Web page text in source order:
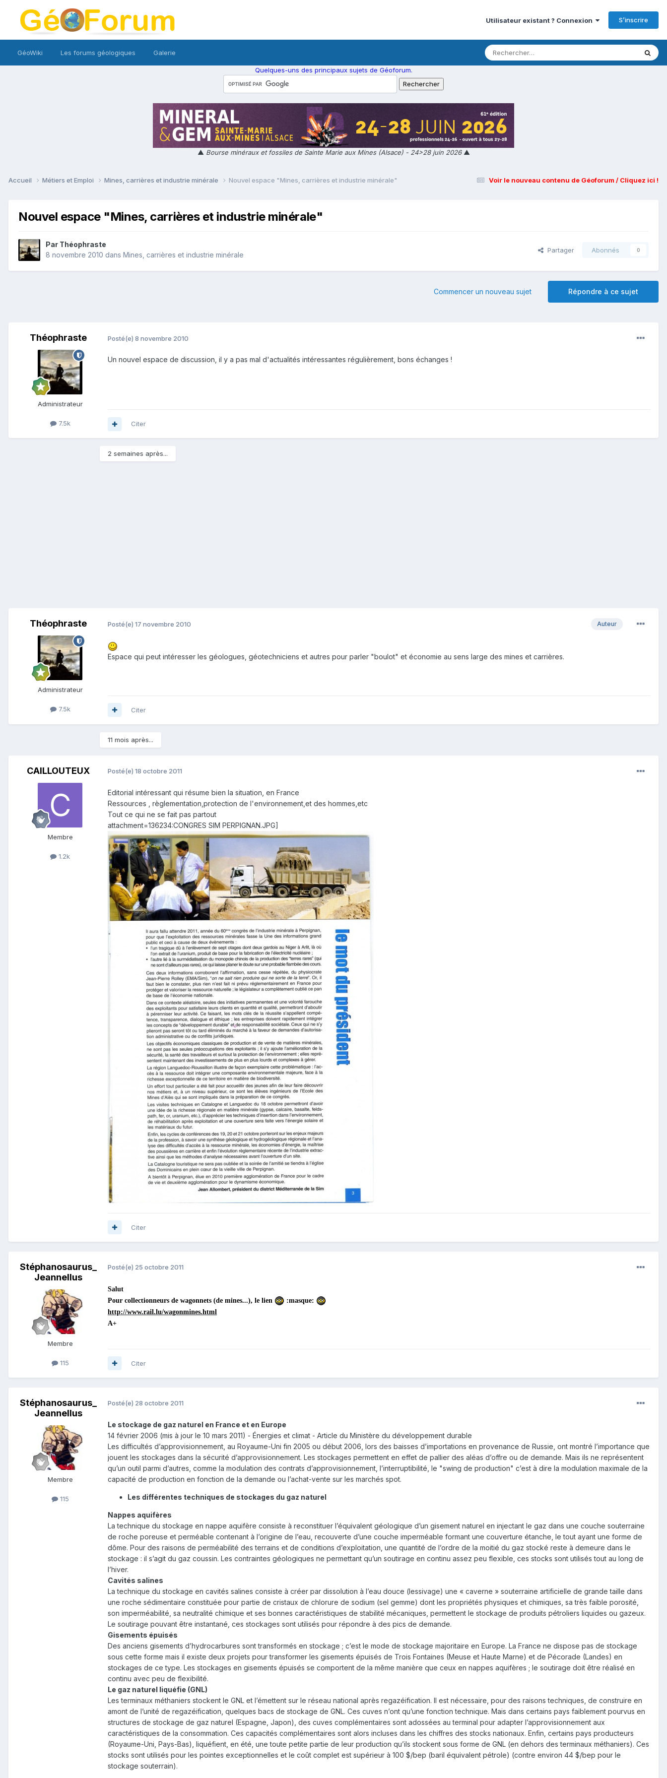
Utilisateur existant ? Connexion S’inscrire
GéoWiki Les forums géologiques Galerie
Quelques-uns des principaux sujets de Géoforum.
▲ Bourse minéraux et fossiles de Sainte Marie aux Mines (Alsace) - 24>28 juin 2026▲
Voir le nouveau contenu de Géoforum / Cliquez ici !
Accueil Métiers et Emploi Mines, carrières et industrie minérale Nouvel espace "Mines, carrières et industrie minérale"
Nouvel espace "Mines, carrières et industrie minérale"
Par Théophraste
8 novembre 2010 dans Mines, carrières et industrie minérale
Partager Abonnés 0
Répondre à ce sujet
Commencer un nouveau sujet
Théophraste
Administrateur
7.5k
Posté(e) 8 novembre 2010
Un nouvel espace de discussion, il y a pas mal d'actualités intéressantes régulièrement, bons échanges !
Citer
2 semaines après...
Théophraste
Administrateur
7.5k
Auteur
Posté(e) 17 novembre 2010
Espace qui peut intéresser les géologues, géotechniciens et autres pour parler "boulot" et économie au sens large des mines et carrières.
Citer
11 mois après...
CAILLOUTEUX
Membre
1.2k
Posté(e) 18 octobre 2011
Editorial intéressant qui résume bien la situation, en France
Ressources , règlementation,protection de l'environnement,et des hommes,etc
Tout ce qui ne se fait pas partout
attachment=136234:CONGRES SIM PERPIGNAN.JPG]
Citer
Stéphanosaurus_
Jeannellus
Membre
115
Posté(e) 25 octobre 2011
Salut
Pour collectionneurs de wagonnets (de mines...), le lien
:masque:
http://www.rail.lu/wagonmines.html
A+
Citer
Stéphanosaurus_
Jeannellus
Membre
115
Posté(e) 28 octobre 2011
Le stockage de gaz naturel en France et en Europe
14 février 2006 (mis à jour le 10 mars 2011) - Énergies et climat - Article du Ministère du développement durable
Les difficultés d’approvisionnement, au Royaume-Uni fin 2005 ou début 2006, lors des baisses d’importations en provenance de Russie, ont montré l’importance que
jouent les stockages dans la sécurité d’approvisionnement. Les stockages permettent en effet de pallier des aléas d’offre ou de demande. Mais ils ne représentent
qu’un outil parmi d’autres, comme la modulation des contrats d’approvisionnement, l’interruptibilité, le "swing de production" c’est à dire la modulation maximale de la
capacité de production en fonction de la demande ou l’achat-vente sur les marchés spot.
Les différentes techniques de stockages du gaz naturel
Nappes aquifères
La technique du stockage en nappe aquifère consiste à reconstituer l’équivalent géologique d’un gisement naturel en injectant le gaz dans une couche souterraine
de roche poreuse et perméable contenant à l’origine de l’eau, recouverte d’une couche imperméable formant une couverture étanche, le tout ayant une forme de
dôme. Pour des raisons de perméabilité des terrains et de conditions d’exploitation, une quantité de l’ordre de la moitié du gaz stocké reste à demeure dans le
stockage : il s’agit du gaz coussin. Les contraintes géologiques ne permettant qu’un soutirage en continu assez peu flexible, ces stocks sont utilisés tout au long de
l’hiver.
Cavités salines
La technique du stockage en cavités salines consiste à créer par dissolution à l’eau douce (lessivage) une « caverne » souterraine artificielle de grande taille dans
une roche sédimentaire constituée pour partie de cristaux de chlorure de sodium (sel gemme) dont les propriétés physiques et chimiques, sa très faible porosité,
son imperméabilité, sa neutralité chimique et ses bonnes caractéristiques de stabilité mécaniques, permettent le stockage de produits pétroliers liquides ou gazeux.
Le soutirage pouvant être instantané, ces stockages sont utilisés pour répondre à des pics de demande.
Gisements épuisés
Des anciens gisements d’hydrocarbures sont transformés en stockage ; c’est le mode de stockage majoritaire en Europe. La France ne dispose pas de stockage
sous cette forme mais il existe deux projets pour transformer les gisements épuisés de Trois Fontaines (Meuse et Haute Marne) et de Pécorade (Landes) en
stockages de ce type. Les stockages en gisements épuisés se comportent de la même manière que ceux en nappes aquifères ; le soutirage doit être réalisé en
continu avec peu de flexibilité.
Le gaz naturel liquéfie (GNL)
Les terminaux méthaniers stockent le GNL et l’émettent sur le réseau national après regazéification. Il est nécessaire, pour des raisons techniques, de construire en
amont de l’unité de regazéification, quelques bacs de stockage de GNL. Ces cuves n’ont qu’une fonction technique. Mais dans certains pays faiblement pourvus en
structures de stockage de gaz naturel (Espagne, Japon), des cuves complémentaires sont adossées au terminal pour adapter l’approvisionnement aux
caractéristiques de la consommation. Ces capacités complémentaires sont alors incluses dans les chiffres des stocks nationaux. Enfin, certains pays producteurs
(Royaume-Uni, Pays-Bas), liquéfient, en été, une toute petite partie de leur production qu’ils stockent sous forme de GNL (en dehors des terminaux méthaniers). Ces
stocks sont utilisés pour les pointes exceptionnelles et le coût complet est supérieur à 100 $/bep (baril équivalent pétrole) (contre environ 44 $/bep pour le
stockage souterrain).